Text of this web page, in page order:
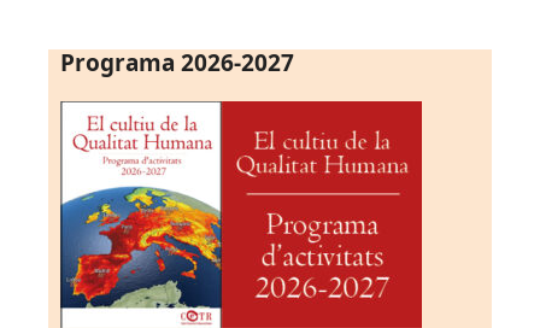
Programa 2026-2027